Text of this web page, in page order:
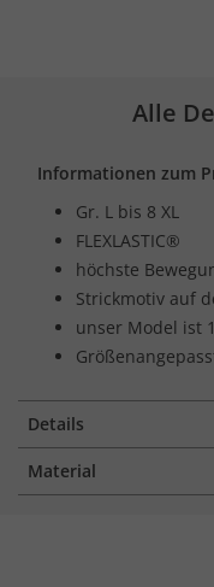
Alle
Informationen zum
Gr. L bis 8 XL
FLEXLASTIC®
höchste
Strickmotiv auf
unser Model ist
Details
Material